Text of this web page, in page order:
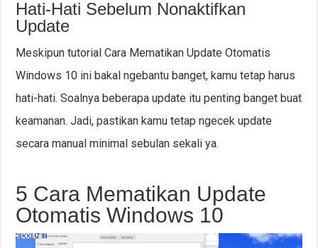
Hati-Hati Sebelum Nonaktifkan
Update
Meskipun tutorial Cara Mematikan Update Otomatis
Windows 10 ini bakal ngebantu banget, kamu tetap harus
hati-hati. Soalnya beberapa update itu penting banget buat
keamanan. Jadi, pastikan kamu tetap ngecek update
secara manual minimal sebulan sekali ya.
5 Cara Mematikan Update
Otomatis Windows 10